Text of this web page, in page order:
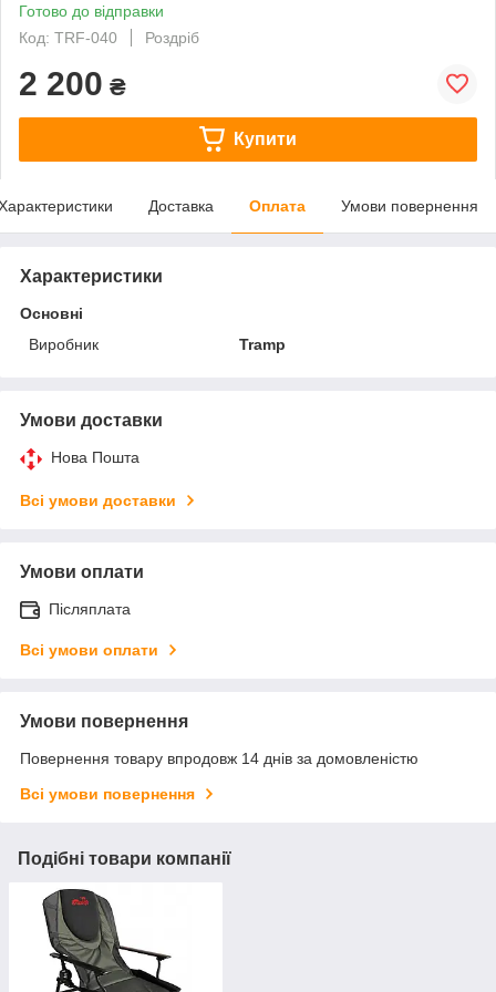
Готово до відправки
Код: TRF-040
Роздріб
2 200 ₴
Купити
Доставка Оплата Умови повернення
Характеристики
Основні
Виробник
Tramp
Умови доставки
Нова Пошта
Всі умови доставки
Умови оплати
Післяплата
Всі умови оплати
Умови повернення
Повернення товару впродовж 14 днів за домовленістю
Всі умови повернення
Подібні товари компанії